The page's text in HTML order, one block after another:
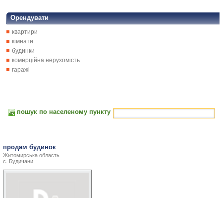
Орендувати
квартири
кімнати
будинки
комерційна нерухомість
гаражі
пошук по населеному пункту
продам будинок
Житомирська область
с. Будичани